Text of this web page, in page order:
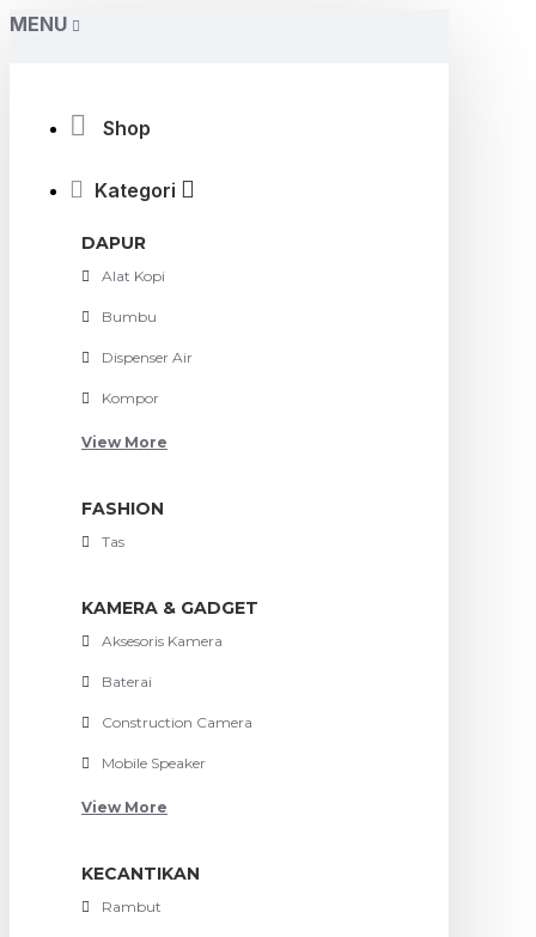
MENU
Shop
Kategori
DAPUR
Alat Kopi
Bumbu
Dispenser Air
Kompor
View More
FASHION
Tas
KAMERA & GADGET
Aksesoris Kamera
Baterai
Construction Camera
Mobile Speaker
View More
KECANTIKAN
Rambut